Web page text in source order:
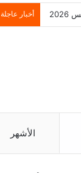
أخبار عاجلة
الأشهر